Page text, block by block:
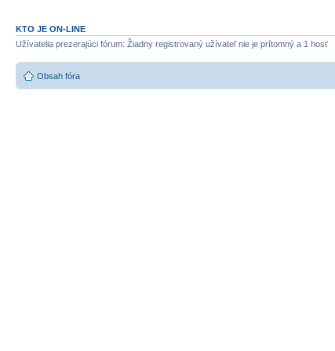
KTO JE ON-LINE
Užívatelia prezerajúci fórum: Žiadny registrovaný užívateľ nie je prítomný a 1 hosť
Obsah fóra